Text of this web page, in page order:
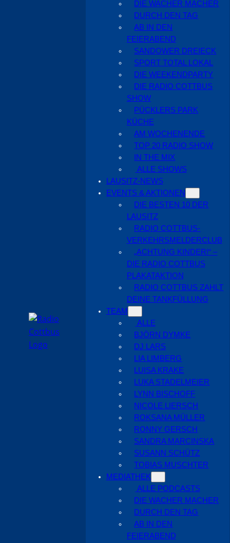
DIE WACHER MACHER
DURCH DEN TAG
AB IN DEN
FEIERABEND
SANDOWER DREIECK
SPORT TOTAL LOKAL
DIE WEEKENDPARTY
DIE RADIO COTTBUS
SHOW
PÜCKLERS PARK
KÜCHE
AM WOCHENENDE
TOP 20 RADIO SHOW
IN THE MIX
ALLE SHOWS
LAUSITZ-NEWS
EVENTS & AKTIONEN
DIE BESTEN 10 DER
LAUSITZ
RADIO COTTBUS-
VERKEHRSMELDERCLUB
„ACHTUNG KINDER!“ –
DIE RADIO COTTBUS
PLAKATAKTION
RADIO COTTBUS ZAHLT
DEINE TANKFÜLLUNG
TEAM
ALLE
BJÖRN DYMKE
DJ LARS
LIA LIMBERG
LUISA KRAKE
LUKA STADELMEIER
LYNN BISCHOFF
NICOLE LIERSCH
ROKSANA MÜLLER
RONNY GERSCH
SANDRA MARCINSKA
SUSANN SCHÜTZ
TOBIAS MUSCHTER
MEDIATHEK
ALLE PODCASTS
DIE WACHER MACHER
DURCH DEN TAG
AB IN DEN
FEIERABEND